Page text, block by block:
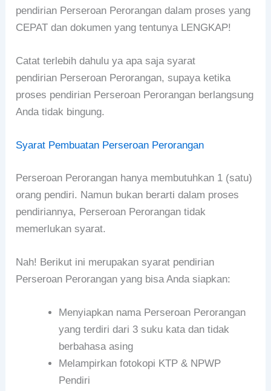
pendirian Perseroan Perorangan dalam proses yang
CEPAT dan dokumen yang tentunya LENGKAP!
Catat terlebih dahulu ya apa saja syarat
pendirian Perseroan Perorangan, supaya ketika
proses pendirian Perseroan Perorangan berlangsung
Anda tidak bingung.
Syarat Pembuatan Perseroan Perorangan
Perseroan Perorangan hanya membutuhkan 1 (satu)
orang pendiri. Namun bukan berarti dalam proses
pendiriannya, Perseroan Perorangan tidak
memerlukan syarat.
Nah! Berikut ini merupakan syarat pendirian
Perseroan Perorangan yang bisa Anda siapkan:
Menyiapkan nama Perseroan Perorangan
yang terdiri dari 3 suku kata dan tidak
berbahasa asing
Melampirkan fotokopi KTP & NPWP
Pendiri